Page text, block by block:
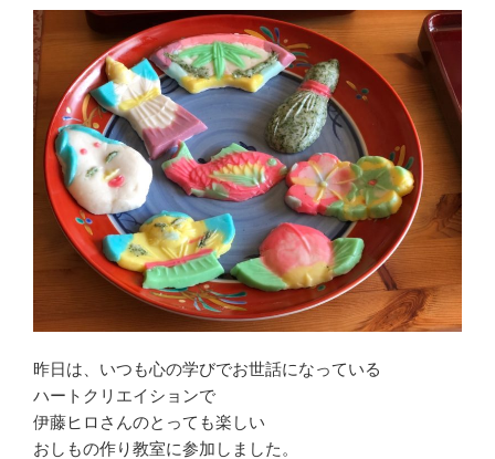
の
レ
ッ
ス
ン
を
今
せ
て
い
た
だ
昨日は、いつも心の学びでお世話になっている
ハートクリエイションで
伊藤ヒロさんのとっても楽しい
おしもの作り教室に参加しました。